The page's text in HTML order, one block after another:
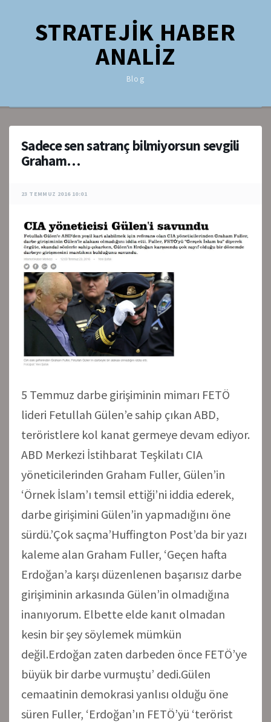
STRATEJİK HABER
ANALİZ
Blog
Sadece sen satranç bilmiyorsun sevgili
Graham…
23 TEMMUZ 2016 10:01
5 Temmuz darbe girişiminin mimarı FETÖ
lideri Fetullah Gülen’e sahip çıkan ABD,
teröristlere kol kanat germeye devam ediyor.
ABD Merkezi İstihbarat Teşkilatı CIA
yöneticilerinden Graham Fuller, Gülen’in
‘Örnek İslam’ı temsil ettiği’ni iddia ederek,
darbe girişimini Gülen’in yapmadığını öne
sürdü.’Çok saçma’Huffington Post’da bir yazı
kaleme alan Graham Fuller, ‘Geçen hafta
Erdoğan’a karşı düzenlenen başarısız darbe
girişiminin arkasında Gülen’in olmadığına
inanıyorum. Elbette elde kanıt olmadan
kesin bir şey söylemek mümkün
değil.Erdoğan zaten darbeden önce FETÖ’ye
büyük bir darbe vurmuştu’ dedi.Gülen
cemaatinin demokrasi yanlısı olduğu öne
süren Fuller, ‘Erdoğan’ın FETÖ’yü ‘terörist